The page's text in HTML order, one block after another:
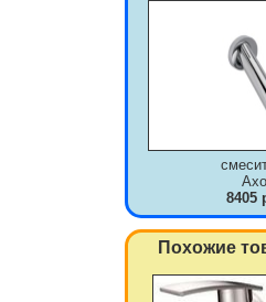
8405
Похожие